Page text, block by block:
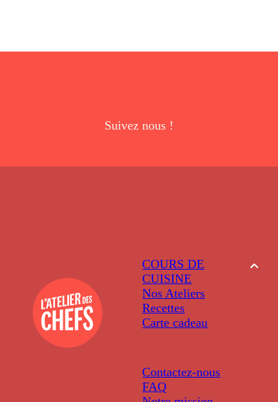
Suivez nous !
COURS DE
CUISINE
Nos Ateliers
Recettes
Carte cadeau
Contactez-nous
FAQ